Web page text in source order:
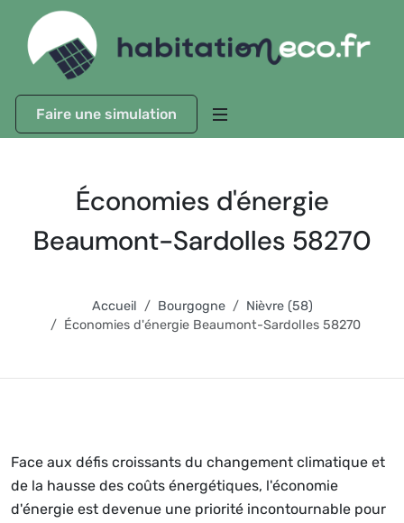
Faire une simulation
Économies d'énergie
Beaumont-Sardolles 58270
Accueil Bourgogne
Nièvre (58)
Économies d'énergie Beaumont-Sardolles 58270
Face aux défis croissants du changement climatique et
de la hausse des coûts énergétiques, l'économie
d'énergie est devenue une priorité incontournable pour